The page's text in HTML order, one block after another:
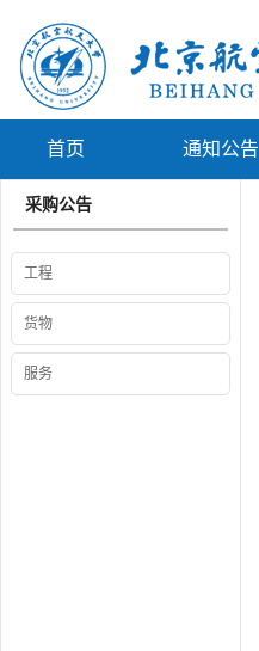
首页 通知公告
采购公告
工程
货物
服务